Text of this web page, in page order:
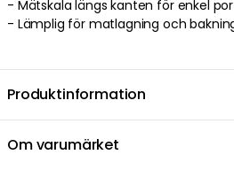
- Mätskala längs kanten för enkel
- Lämplig för matlagning och
Produktinformation
Om varumärket